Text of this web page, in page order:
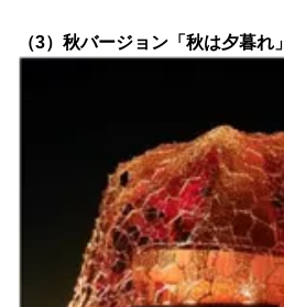
（3）秋バージョン「秋は夕暮れ」